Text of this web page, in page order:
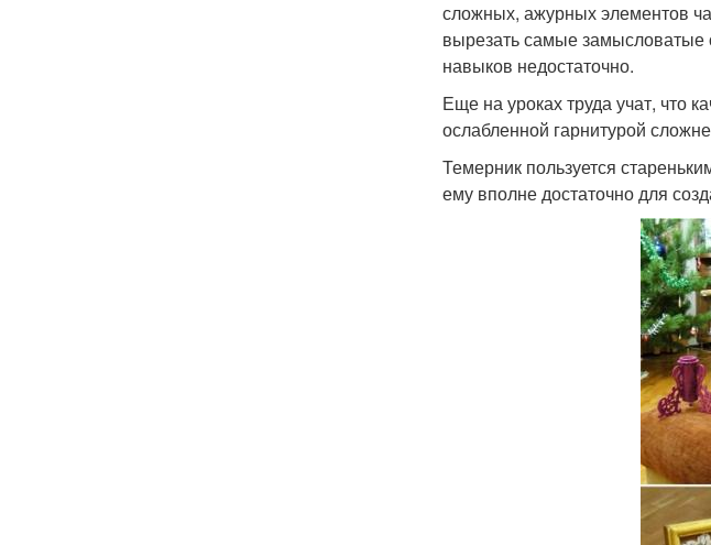
сложных, ажурных элементов
вырезать самые замысловатые
навыков недостаточно.
Еще на уроках труда учат, что
ослабленной гарнитурой
Темерник пользуется
ему вполне достаточно для